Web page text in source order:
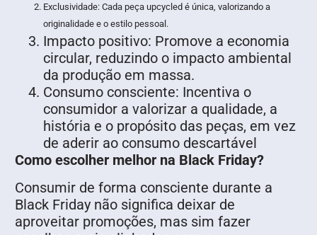
Exclusividade: Cada peça upcycled é única, valorizando a
originalidade e o estilo pessoal.
Impacto positivo: Promove a economia
circular, reduzindo o impacto ambiental
da produção em massa.
Consumo consciente: Incentiva o
consumidor a valorizar a qualidade, a
história e o propósito das peças, em vez
de aderir ao consumo descartável
Como escolher melhor na Black Friday?
Consumir de forma consciente durante a
Black Friday não significa deixar de
aproveitar promoções, mas sim fazer